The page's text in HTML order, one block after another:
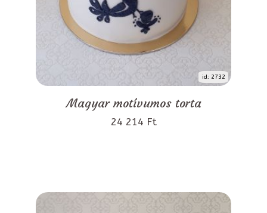
id: 2732
Magyar motívumos torta
24 214 Ft